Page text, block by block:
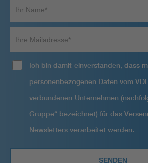
Name*
Mailadresse
Ich bin damit einverstanden, dass
personenbezogenen Daten vom
verbundenen Unternehmen
Gruppe“ bezeichnet) für das
Newsletters verarbeitet werden.